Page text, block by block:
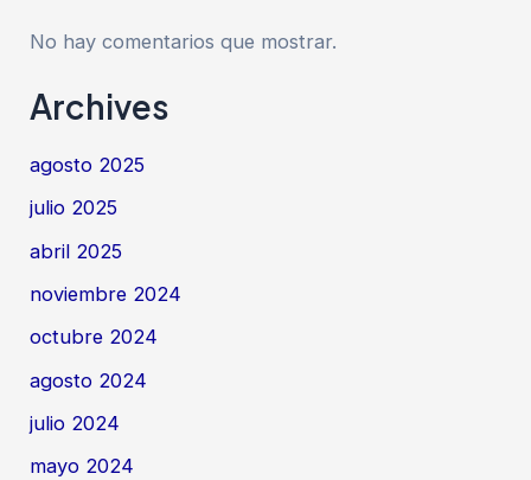
No hay comentarios que mostrar.
Archives
agosto 2025
julio 2025
abril 2025
noviembre 2024
octubre 2024
agosto 2024
julio 2024
mayo 2024